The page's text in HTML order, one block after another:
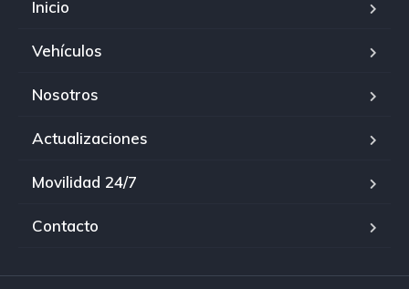
Inicio
Vehículos
Nosotros
Actualizaciones
Movilidad 24/7
Contacto